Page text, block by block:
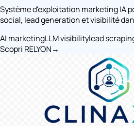
Système d'exploitation marketing IA
social, lead generation et visibilité
AI marketingLLM visibilitylead
Scopri RELYON→